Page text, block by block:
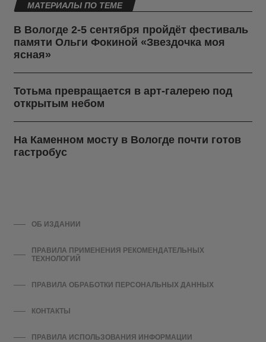
МАТЕРИАЛЫ ПО ТЕМЕ
В Вологде 2-5 сентября пройдёт фестиваль
памяти Ольги Фокиной «Звездочка моя
ясная»
Тотьма превращается в арт-галерею под
открытым небом
На Каменном мосту в Вологде почти готов
гастробус
ОБ ИЗДАНИИ
ПРАВИЛА ПРИМЕНЕНИЯ РЕКОМЕНДАТЕЛЬНЫХ
ТЕХНОЛОГИЙ
ПРАВИЛА ОБРАБОТКИ ПЕРСОНАЛЬНЫХ ДАННЫХ
КОНТАКТЫ
ПРАВИЛА ИСПОЛЬЗОВАНИЯ ИНФОРМАЦИИ